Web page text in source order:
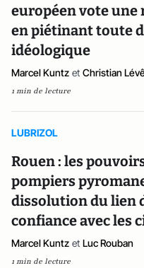
européen vote
en piétinant toute
idéologique
Marcel Kuntz et Christian
1 min de lecture
LUBRIZOL
Rouen : les
pompiers
dissolution du lien
confiance avec les
Marcel Kuntz et Luc Rouban
1 min de lecture